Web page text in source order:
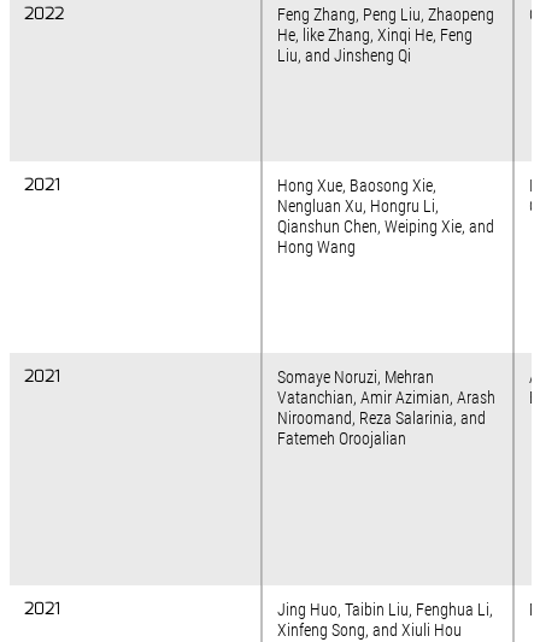
2022
2021
2021
2021
2022
Feng Zhang, Peng Liu, Zhaopeng
He, like Zhang, Xinqi He, Feng
Liu, and Jinsheng Qi
2021
Hong Xue, Baosong Xie,
Nengluan Xu, Hongru Li,
Qianshun Chen, Weiping Xie, and
Hong Wang
2021
Somaye Noruzi, Mehran
Vatanchian, Amir Azimian, Arash
Niroomand, Reza Salarinia, and
Fatemeh Oroojalian
2021
Jing Huo, Taibin Liu, Fenghua Li,
Xinfeng Song, and Xiuli Hou